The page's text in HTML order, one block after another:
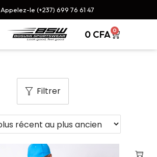
Appelez-le (+237) 699 76 61 47
0 CFA 0
Filtrer